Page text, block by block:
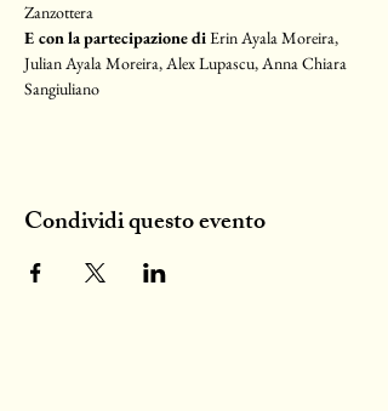
Zanzottera
E con la partecipazione di Erin Ayala Moreira,
Julian Ayala Moreira, Alex Lupascu, Anna Chiara
Sangiuliano
Condividi questo evento